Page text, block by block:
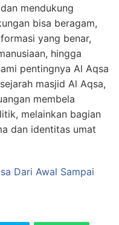
mendukung
bisa beragam,
yang benar,
hingga
pentingnya Al Aqsa
masjid Al Aqsa,
membela
melainkan bagian
dan identitas umat
Dari Awal Sampai